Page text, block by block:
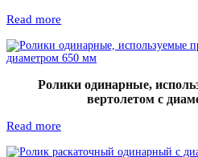
Read more
Ролики одинарные,
вертолетом с
Read more